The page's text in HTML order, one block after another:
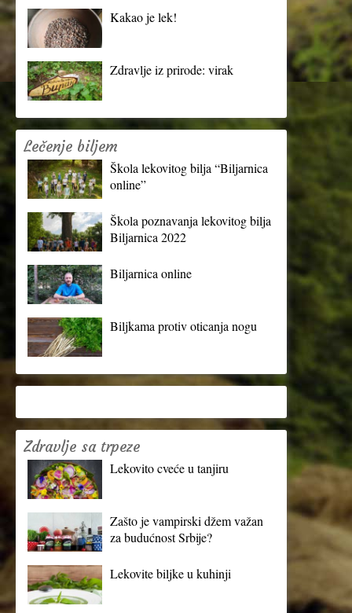
Kakao je lek!
Zdravlje iz prirode: virak
Lečenje biljem
Škola lekovitog bilja “Biljarnica
online”
Škola poznavanja lekovitog bilja
Biljarnica 2022
Biljarnica online
Biljkama protiv oticanja nogu
Zdravlje sa trpeze
Lekovito cveće u tanjiru
Zašto je vampirski džem važan
za budućnost Srbije?
Lekovite biljke u kuhinji